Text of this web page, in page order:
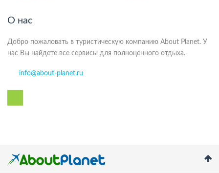
О нас
Добро пожаловать в туристическую компанию About Planet. У
нас Вы найдете все сервисы для полноценного отдыха.
info@about-planet.ru